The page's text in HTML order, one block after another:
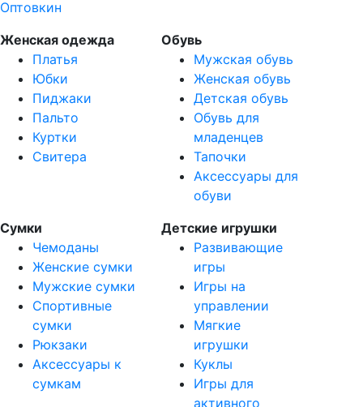
Женская одежда
Платья
Юбки
Пиджаки
Пальто
Куртки
Свитера
Обувь
Мужская обувь
Женская обувь
Детская обувь
Обувь для
младенцев
Тапочки
Аксессуары для
обуви
Сумки
Чемоданы
Женские сумки
Мужские сумки
Спортивные
сумки
Рюкзаки
Аксессуары к
сумкам
Детские игрушки
Развивающие
игры
Игры на
управлении
Мягкие
игрушки
Куклы
Игры для
активного